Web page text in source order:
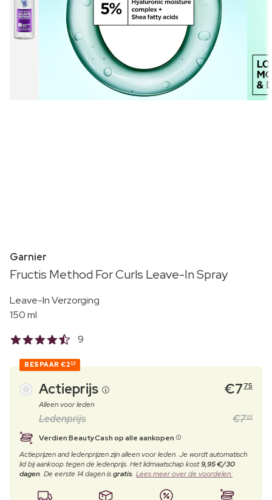
Garnier
Fructis Method For Curls Leave-In Spray
Leave-In Verzorging
150 ml
9
BESPAAR €2 24
Actieprijs €7 75
Alleen voor leden
Ledenprijs €799
Verdien BeautyCash op alle aankopen
Actieprijzen and ledenprijzen zijn alleen voor leden. Je wordt automatisch
lid bij aankoop tegen de ledenprijs. Het lidmaatschap kost9,95 €/30
dagen. De eerste 14 dagen isgratis. Lees meer over de voordelen.